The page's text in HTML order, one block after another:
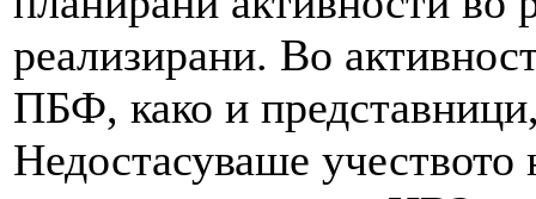
реализирани. Во
ПБФ, како и
Недостасуваше